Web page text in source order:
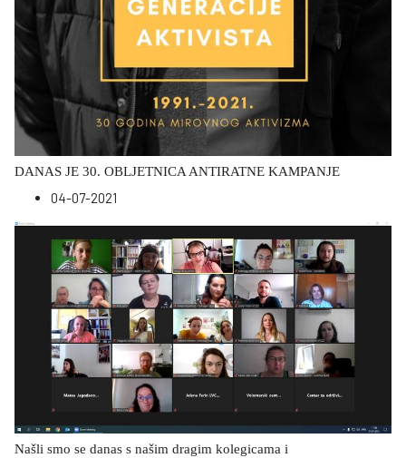
DANAS JE 30. OBLJETNICA ANTIRATNE KAMPANJE
04-07-2021
Našli smo se danas s našim dragim kolegicama i